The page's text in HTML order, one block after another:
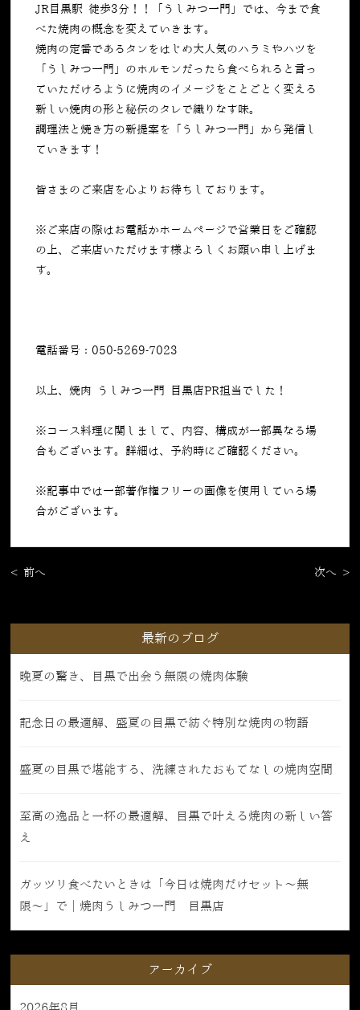
JR目黒駅 徒歩3分！！「うしみつ一門」では、今まで食
べた焼肉の概念を変えていきます。
焼肉の定番であるタンをはじめ大人気のハラミやハツを
「うしみつ一門」のホルモンだったら食べられると言っ
ていただけるように焼肉のイメージをことごとく変える
新しい焼肉の形と秘伝のタレで織りなす味。
調理法と焼き方の新提案を「うしみつ一門」から発信し
ていきます！
皆さまのご来店を心よりお待ちしております。
※ご来店の際はお電話かホームページで営業日をご確認
の上、ご来店いただけます様よろしくお願い申し上げま
す。
電話番号：050-5269-7023
以上、焼肉 うしみつ一門 目黒店PR担当でした！
※コース料理に関しまして、内容、構成が一部異なる場
合もございます。詳細は、予約時にご確認ください。
※記事中では一部著作権フリーの画像を使用している場
合がございます。
< 前へ 次へ >
最新のブログ
晩夏の驚き、目黒で出会う無限の焼肉体験
記念日の最適解、盛夏の目黒で紡ぐ特別な焼肉の物語
盛夏の目黒で堪能する、洗練されたおもてなしの焼肉空間
至高の逸品と一杯の最適解、目黒で叶える焼肉の新しい答
え
ガッツリ食べたいときは「今日は焼肉だけセット〜無
限〜」で｜焼肉うしみつ一門 目黒店
アーカイブ